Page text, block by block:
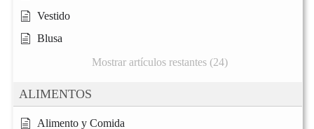
Vestido
Blusa
Mostrar artículos restantes (24)
ALIMENTOS
Alimento y Comida